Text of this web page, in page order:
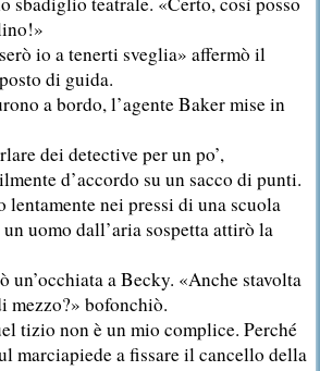
io a tenerti sveglia» affermò il
di guida.
a bordo, l’agente Baker mise in
dei detective per un po’,
d’accordo su un sacco di punti.
lentamente nei pressi di una scuola
uomo dall’aria sospetta attirò la
un’occhiata a Becky. «Anche stavolta
mezzo?» bofonchiò.
tizio non è un mio complice. Perché
marciapiede a fissare il cancello della